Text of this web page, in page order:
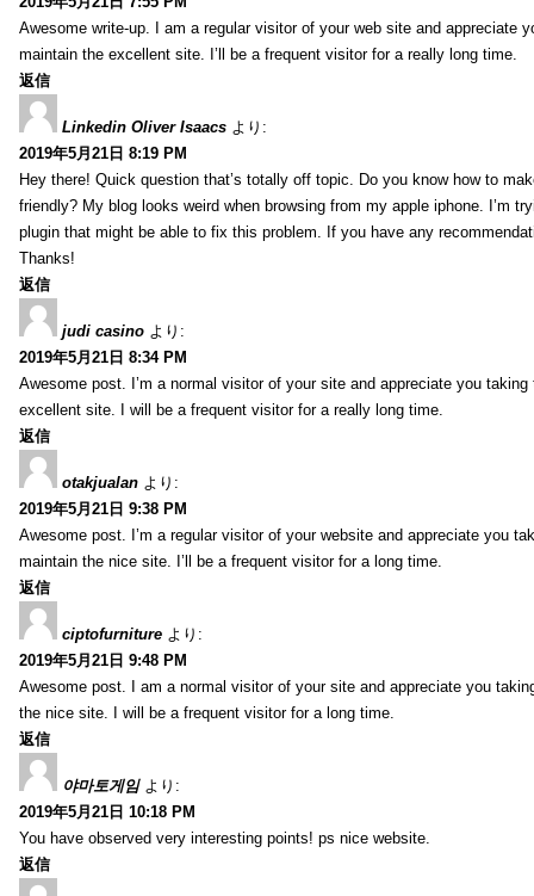
Awesome write-up. I am a regular visitor of your web site and appreciate
maintain the excellent site. I’ll be a frequent visitor for a really long time.
返信
Linkedin Oliver Isaacs より:
2019年5月21日 8:19 PM
Hey there! Quick question that’s totally off topic. Do you know how to
friendly? My blog looks weird when browsing from my apple iphone. I’m
plugin that might be able to fix this problem. If you have any
Thanks!
返信
judi casino より:
2019年5月21日 8:34 PM
Awesome post. I’m a normal visitor of your site and appreciate you
excellent site. I will be a frequent visitor for a really long time.
返信
otakjualan より:
2019年5月21日 9:38 PM
Awesome post. I’m a regular visitor of your website and appreciate you
maintain the nice site. I’ll be a frequent visitor for a long time.
返信
ciptofurniture より:
2019年5月21日 9:48 PM
Awesome post. I am a normal visitor of your site and appreciate you
the nice site. I will be a frequent visitor for a long time.
返信
야마토게임 より:
2019年5月21日 10:18 PM
You have observed very interesting points! ps nice website.
返信